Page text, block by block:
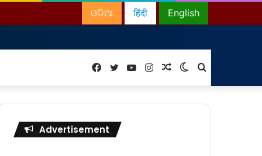
English
हिंदी
ଓଡିଆ
for
Switch
skin
Random
Article
Instagram
YouTube
Twitter
Facebook
Advertisement